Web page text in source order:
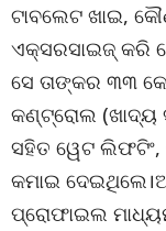
ଟାବଲେଟ ଖାଇ,
ଏକ୍ସରସାଇଜ୍ କରି
ସେ ତାଙ୍କର ୩୩
କଣ୍ଟ୍ରୋଲ (ଖାଦ୍ୟ
ସହିତ ୱେଟ ଲିଫଟିଂ,
କମାଇ
ପ୍ରୋଫାଇଲ